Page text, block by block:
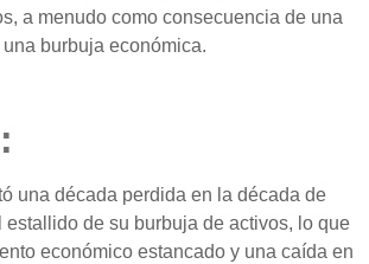
a menudo como consecuencia de una
burbuja económica.
una década perdida en la década de
estallido de su burbuja de activos, lo que
económico estancado y una caída en